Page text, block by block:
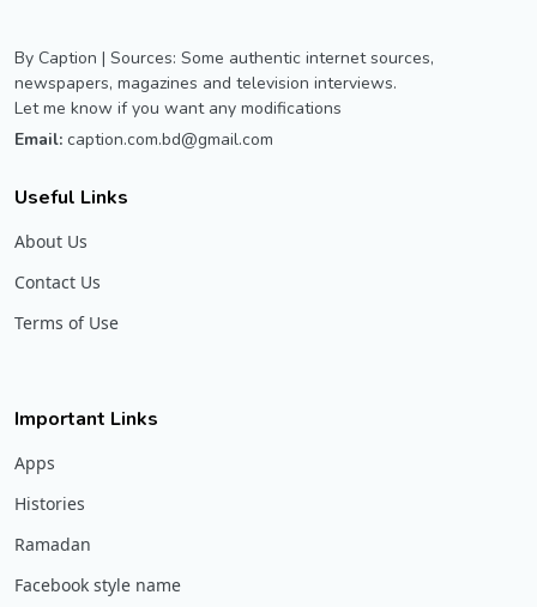
By Caption | Sources: Some authentic internet sources,
newspapers, magazines and television interviews.
Let me know if you want any modifications
Email: caption.com.bd@gmail.com
Useful Links
About Us
Contact Us
Terms of Use
Important Links
Apps
Histories
Ramadan
Facebook style name